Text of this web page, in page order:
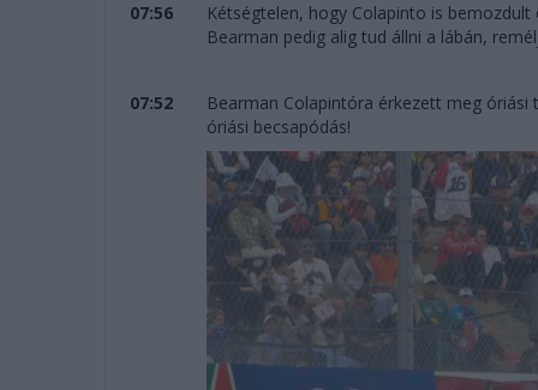
07:56
Kétségtelen, hogy Colapinto is
Bearman pedig alig tud állni a lábán,
07:52
Bearman Colapintóra érkezett meg
óriási becsapódás!